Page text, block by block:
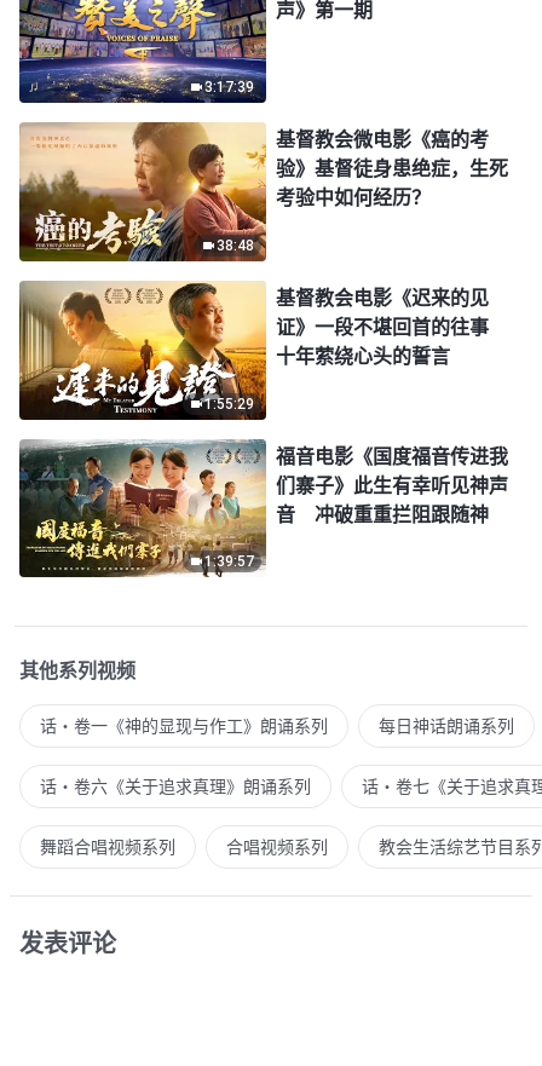
3:17:39
声》第一期
38:48
基督教会微电影《癌的考
验》基督徒身患绝症，生死
考验中如何经历？
1:55:29
基督教会电影《迟来的见
证》一段不堪回首的往事
十年萦绕心头的誓言
1:39:57
福音电影《国度福音传进我
们寨子》此生有幸听见神声
音 冲破重重拦阻跟随神
其他系列视频
话・卷一《神的显现与作工》朗诵系列 每日神话朗诵系列
话・卷六《关于追求真理》朗诵系列 话・卷七《关于追求真
舞蹈合唱视频系列 合唱视频系列 教会生活综艺节目系
发表评论